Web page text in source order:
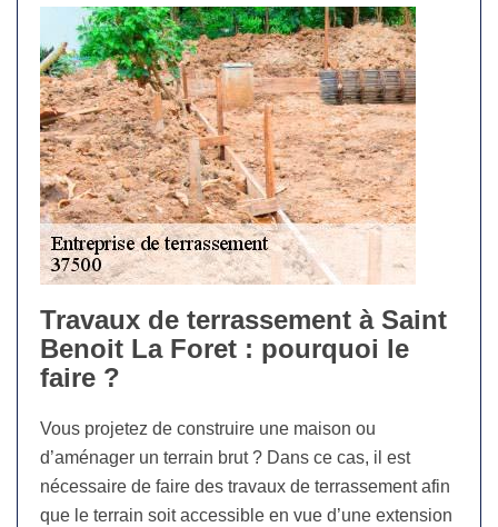
Travaux de terrassement à Saint
Benoit La Foret : pourquoi le
faire ?
Vous projetez de construire une maison ou
d’aménager un terrain brut ? Dans ce cas, il est
nécessaire de faire des travaux de terrassement afin
que le terrain soit accessible en vue d’une extension